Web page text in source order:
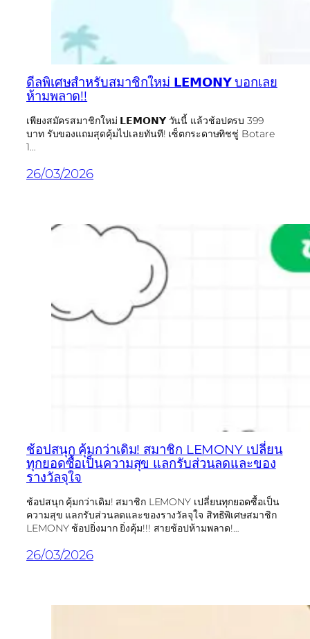
ดีลพิเศษสำหรับสมาชิกใหม่ 𝗟𝗘𝗠𝗢𝗡𝗬 บอกเลย
ห้ามพลาด!!
เพียงสมัครสมาชิกใหม่ 𝗟𝗘𝗠𝗢𝗡𝗬 วันนี้ แล้วช้อปครบ 399
บาท รับของแถมสุดคุ้มไปเลยทันที! เซ็ตกระดาษทิชชู่ Botare
1…
26/03/2026
ช้อปสนุก คุ้มกว่าเดิม! สมาชิก LEMONY เปลี่ยน
ทุกยอดซื้อเป็นความสุข แลกรับส่วนลดและของ
รางวัลจุใจ
ช้อปสนุก คุ้มกว่าเดิม! สมาชิก LEMONY เปลี่ยนทุกยอดซื้อเป็น
ความสุข แลกรับส่วนลดและของรางวัลจุใจ สิทธิพิเศษสมาชิก
LEMONY ช้อปยิ่งมาก ยิ่งคุ้ม!!! สายช้อปห้ามพลาด!…
26/03/2026